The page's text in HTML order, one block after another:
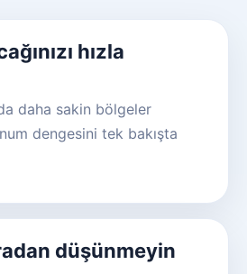
hızla
daha sakin bölgeler
dengesini tek bakışta
düşünmeyin